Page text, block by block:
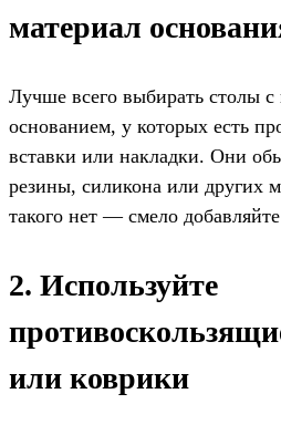
материал
Лучше всего выбирать столы
основанием, у которых есть
вставки или накладки. Они
резины, силикона или других
такого нет — смело
2. Используйте
или коврики